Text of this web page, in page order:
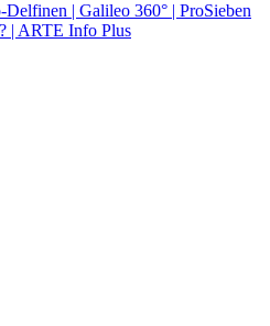
| Galileo 360° | ProSieben
| ARTE Info Plus